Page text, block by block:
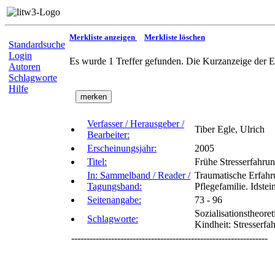
Standardsuche
Login
Autoren
Schlagworte
Hilfe
Merkliste anzeigen Merkliste löschen
Es wurde 1 Treffer gefunden. Die Kurzanzeige der
Verfasser / Herausgeber /
Bearbeiter:
Tiber Egle, Ulrich
Erscheinungsjahr:
2005
Titel:
Frühe
In: Sammelband / Reader /
Tagungsband:
Traumatische
Pflegefamilie.
Seitenangabe:
73 - 96
Schlagworte:
Kindheit:
----------------------------------------------------------------